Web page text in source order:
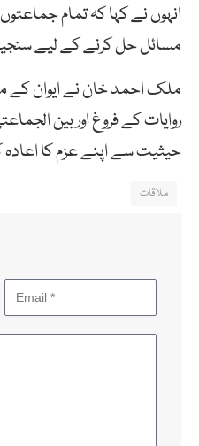
انہوں نے کہا کہ تمام
مسائل حل کرنے کے لیے
ملک احمد خان نے ایوان کے
روایات کے فروغ اور بین
حیثیت سے اپنے عزم کا اعادہ
ملاقات